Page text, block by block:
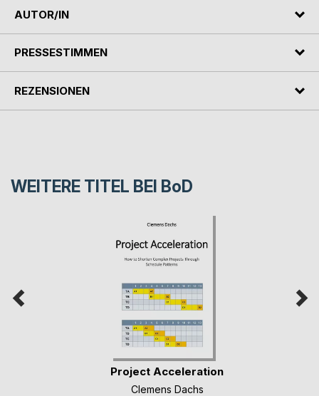
AUTOR/IN
PRESSESTIMMEN
REZENSIONEN
WEITERE TITEL BEI BoD
Project Acceleration
Clemens Dachs